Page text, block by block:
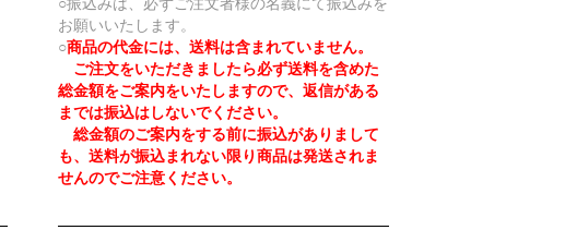
お願いいたします。
○商品の代金には、送料は含まれていません。
ご注文をいただきましたら必ず送料を含めた
総金額をご案内をいたしますので、返信がある
までは振込はしないでください。
総金額のご案内をする前に振込がありまして
も、送料が振込まれない限り商品は発送されま
せんのでご注意ください。